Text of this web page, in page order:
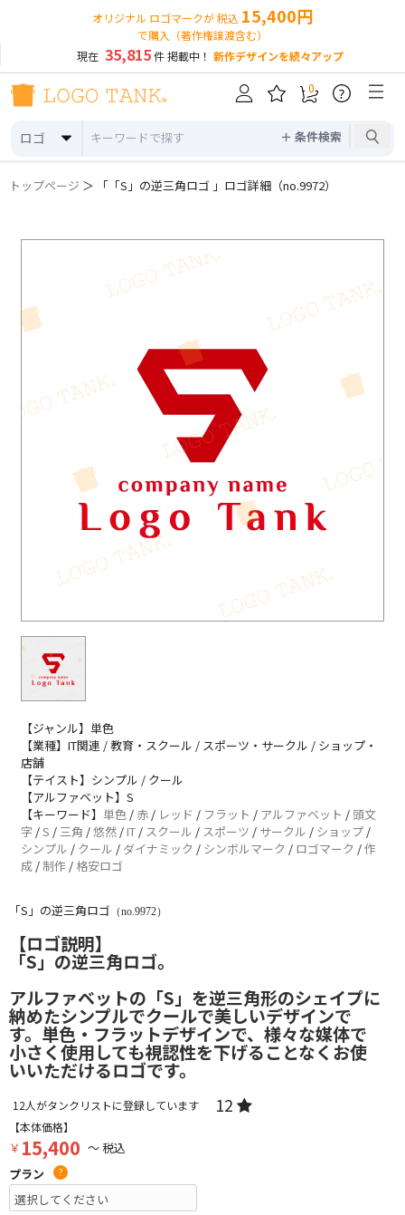
オリジナル ロゴマークが 税込 15,400円
で購入（著作権譲渡含む）
現在 35,815件 掲載中！ 新作デザインを続々アップ
ロゴ ＋ 条件検索
0 ?
トップページ ＞ 「「S」の逆三角ロゴ 」ロゴ詳細（no.9972）
【ジャンル】単色
【業種】IT関連 / 教育・スクール / スポーツ・サークル / ショップ・
店舗
【テイスト】シンプル / クール
【アルファベット】S
【キーワード】 単色 / 赤 / レッド / フラット / アルファベット / 頭文
字 /S / 三角 /悠然 /IT / スクール / スポーツ / サークル / ショップ /
シンプル / クール / ダイナミック / シンボルマーク / ロゴマーク /作
成 / 制作 / 格安ロゴ
「S」の逆三角ロゴ （no.9972）
【ロゴ説明】
「S」の逆三角ロゴ。
アルファベットの「S」を逆三角形のシェイプに
納めたシンプルでクールで美しいデザインで
す。単色・フラットデザインで、様々な媒体で
小さく使用しても視認性を下げることなくお使
いいただけるロゴです。
12人がタンクリストに登録しています 12
【本体価格】
￥ 15,400 ～ 税込
プラン
?